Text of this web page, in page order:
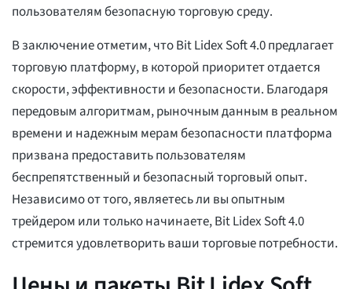
пользователям безопасную торговую среду.
В заключение отметим, что Bit Lidex Soft 4.0 предлагает
торговую платформу, в которой приоритет отдается
скорости, эффективности и безопасности. Благодаря
передовым алгоритмам, рыночным данным в реальном
времени и надежным мерам безопасности платформа
призвана предоставить пользователям
беспрепятственный и безопасный торговый опыт.
Независимо от того, являетесь ли вы опытным
трейдером или только начинаете, Bit Lidex Soft 4.0
стремится удовлетворить ваши торговые потребности.